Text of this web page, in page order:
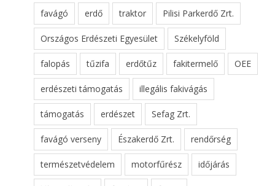
favágó erdő traktor Pilisi Parkerdő Zrt.
Országos Erdészeti Egyesület Székelyföld
falopás tűzifa erdőtűz fakitermelő OEE
erdészeti támogatás illegális fakivágás
támogatás erdészet Sefag Zrt.
favágó verseny Északerdő Zrt. rendőrség
természetvédelem motorfűrész időjárás